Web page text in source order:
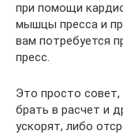
при помощи
мышцы пресса и
вам потребуется
пресс.
Это просто
брать в расчет и
ускорят, либо